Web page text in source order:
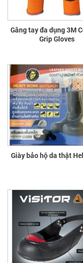
Găng tay đa dụng 3M
Grip Gloves
Giày bảo hộ da thật